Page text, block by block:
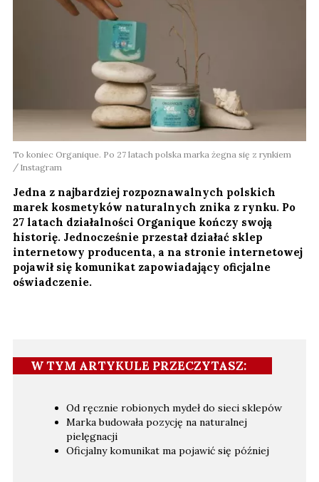
To koniec Organique. Po 27 latach polska marka żegna się z rynkiem
Instagram
Jedna z najbardziej rozpoznawalnych polskich
marek kosmetyków naturalnych znika z rynku. Po
27 latach działalności Organique kończy swoją
historię. Jednocześnie przestał działać sklep
internetowy producenta, a na stronie internetowej
pojawił się komunikat zapowiadający oficjalne
oświadczenie.
W TYM ARTYKULE PRZECZYTASZ:
Od ręcznie robionych mydeł do sieci sklepów
Marka budowała pozycję na naturalnej
pielęgnacji
Oficjalny komunikat ma pojawić się później